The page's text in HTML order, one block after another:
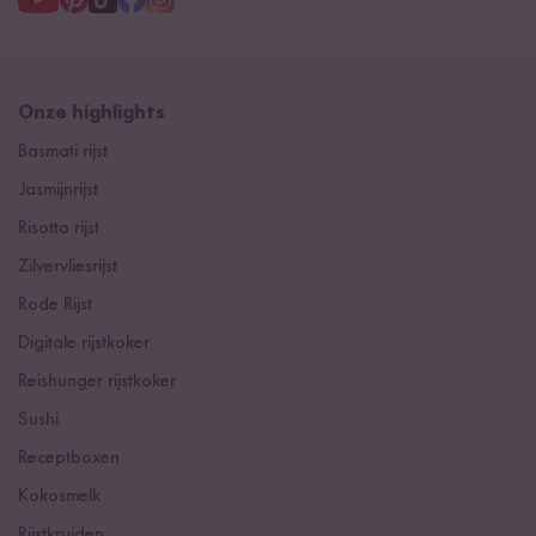
Onze highlights
Basmati rijst
Jasmijnrijst
Risotto rijst
Zilvervliesrijst
Rode Rijst
Digitale rijstkoker
Reishunger rijstkoker
Sushi
Receptboxen
Kokosmelk